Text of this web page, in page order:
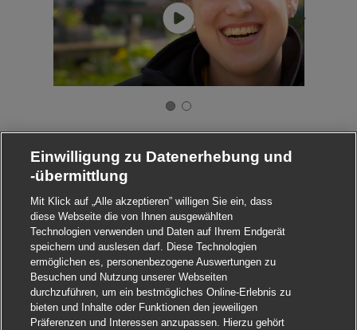
Einwilligung zu Datenerhebung und
-übermittlung
Mit Klick auf „Alle akzeptieren” willigen Sie ein, dass
diese Webseite die von Ihnen ausgewählten
Technologien verwenden und Daten auf Ihrem Endgerät
speichern und auslesen darf. Diese Technologien
ermöglichen es, personenbezogene Auswertungen zu
Besuchen und Nutzung unserer Webseiten
durchzuführen, um ein bestmögliches Online-Erlebnis zu
bieten und Inhalte oder Funktionen den jeweiligen
Präferenzen und Interessen anzupassen. Hierzu gehört